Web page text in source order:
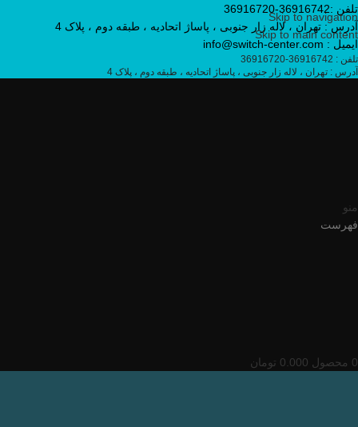
Skip to navigation
Skip to main content
تلفن :36916742-36916720
آدرس : تهران ، لاله زار جنوبی ، پاساژ اتحادیه ، طبقه دوم ، پلاک 4
ایمیل : info@switch-center.com
تلفن : 36916742-36916720
آدرس : تهران ، لاله زار جنوبی ، پاساژ اتحادیه ، طبقه دوم ، پلاک 4
منو
فهرست
0 محصول 0.000 تومان